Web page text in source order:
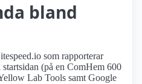
bland
som rapporterar
(på en ComHem 600
Lab Tools samt Google